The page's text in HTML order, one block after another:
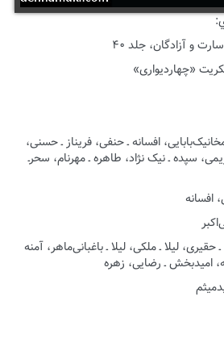
و آزادگان، جلد ۴۰
افسانه ـ حنفی، فریناز ـ حسنی،
سپده ـ نیک نژاد، طاهره ـ مهرنام، سحرـ
افسانه
لیلا ـ ملکی، لیلا ـ باغبانی‌ماهر، آمنه
امیدبخش ـ رضایی، زهره